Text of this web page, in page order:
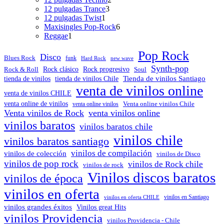
12 pulgadas Trance33
12 pulgadas Twist1
producto
Maxisingles Pop-Rock66
Reggae1
Blues Rock Disco funk Hard Rock new wave Pop Rock
Rock & Roll Rock clásico Rock progresivo Soul Synth-pop
tienda de vinilos tienda de vinilos Chile Tienda de vinilos Santiago
venta de vinilos CHILE venta de vinilos online
venta online de vinilos venta online vinilos Venta online vinilos Chile
Venta vinilos de Rock venta vinilos online
vinilos baratos vinilos baratos chile
vinilos baratos santiago vinilos chile
vinilos de colección vinilos de compilación vinilos de Disco
vinilos de pop rock vinilos de rock vinilos de Rock chile
vinilos de época Vinilos discos baratos
vinilos en oferta
vinilos en oferta CHILE vinilos en Santiago
vinilos grandes éxitos Vinilos great Hits
vinilos Providencia vinilos Providencia - Chile